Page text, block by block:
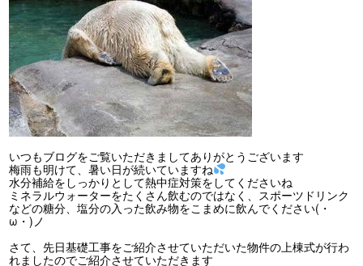
いつもブログをご覧いただきましてありがとうございます
梅雨も明けて、暑い日が続いていますね
水分補給をしっかりとして熱中症対策をしてくださいね
ミネラルウォーターをたくさん飲むのではなく、スポーツドリンク
などの糖分、塩分の入った飲み物をこまめに飲んでください(・
ω・)ノ
さて、先日基礎工事をご紹介させていただいた物件の上棟式が行わ
れましたのでご紹介させていただきます